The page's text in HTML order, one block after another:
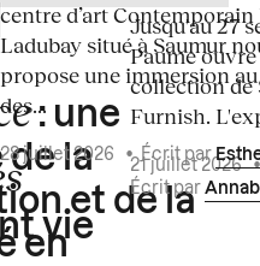
vie
: une
de la
et de la
en
centre d’art Contemporain
Ladubay situé à Saumur
propose une immersion
des...
28 juillet 2026 •Écrit par
Jusqu'au 27
Paume
collection de
Furnish.
21 juillet 2026
Écrit par